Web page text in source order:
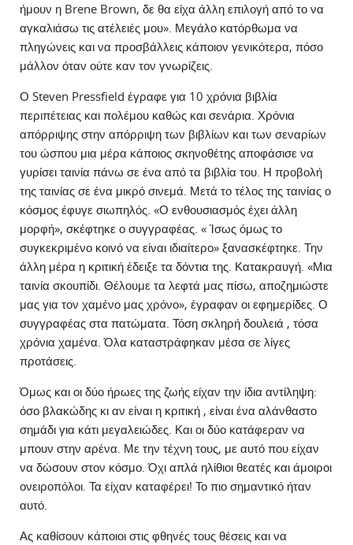
ήμουν η Brene Brown, δε θα είχα άλλη επιλογή από το να
αγκαλιάσω τις ατέλειές μου». Μεγάλο κατόρθωμα να
πληγώνεις και να προσβάλλεις κάποιον γενικότερα, πόσο
μάλλον όταν ούτε καν τον γνωρίζεις.
Ο Steven Pressfield έγραφε για 10 χρόνια βιβλία
περιπέτειας και πολέμου καθώς και σενάρια. Χρόνια
απόρριψης στην απόρριψη των βιβλίων και των σεναρίων
του ώσπου μια μέρα κάποιος σκηνοθέτης αποφάσισε να
γυρίσει ταινία πάνω σε ένα από τα βιβλία του. Η προβολή
της ταινίας σε ένα μικρό σινεμά. Μετά το τέλος της ταινίας ο
κόσμος έφυγε σιωπηλός. «Ο ενθουσιασμός έχει άλλη
μορφή», σκέφτηκε ο συγγραφέας. « Ίσως όμως το
συγκεκριμένο κοινό να είναι ιδιαίτερο» ξανασκέφτηκε. Την
άλλη μέρα η κριτική έδειξε τα δόντια της. Κατακραυγή. «Μια
ταινία σκουπίδι. Θέλουμε τα λεφτά μας πίσω, αποζημιώστε
μας για τον χαμένο μας χρόνο», έγραφαν οι εφημερίδες. Ο
συγγραφέας στα πατώματα. Τόση σκληρή δουλειά , τόσα
χρόνια χαμένα. Όλα καταστράφηκαν μέσα σε λίγες
προτάσεις.
Όμως και οι δύο ήρωες της ζωής είχαν την ίδια αντίληψη:
όσο βλακώδης κι αν είναι η κριτική , είναι ένα αλάνθαστο
σημάδι για κάτι μεγαλειώδες. Και οι δύο κατάφεραν να
μπουν στην αρένα. Με την τέχνη τους, με αυτό που είχαν
να δώσουν στον κόσμο. Όχι απλά ηλίθιοι θεατές και άμοιροι
ονειροπόλοι. Τα είχαν καταφέρει! Το πιο σημαντικό ήταν
αυτό.
Ας καθίσουν κάποιοι στις φθηνές τους θέσεις και να